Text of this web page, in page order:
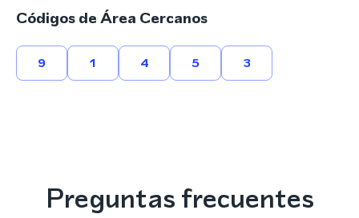
Códigos de Área Cercanos
9 1 4 5 3
Preguntas frecuentes